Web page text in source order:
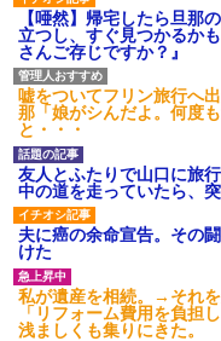
【唖然】帰宅したら旦那
立つし、すぐ見つかるか
さんご存じですか？』
嘘をついてフリン旅行へ
那「娘がシんだよ。何度
と・・・
友人とふたりで山口に旅
中の道を走っていたら、
夫に癌の余命宣告。その
けた
私が遺産を相続。→それを
「リフォーム費用を負担
浅ましくも集りにきた。